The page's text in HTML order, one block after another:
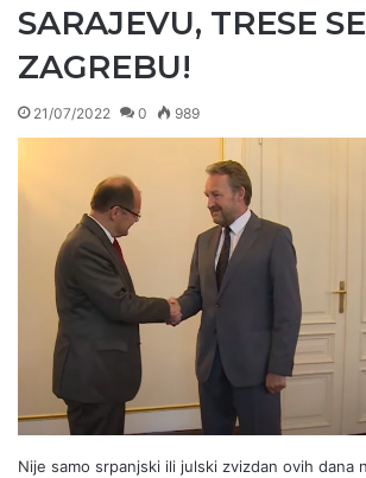
SARAJEVU, TRESE
ZAGREBU!
21/07/2022 0 989
Nije samo srpanjski ili julski zvizdan ovih dana